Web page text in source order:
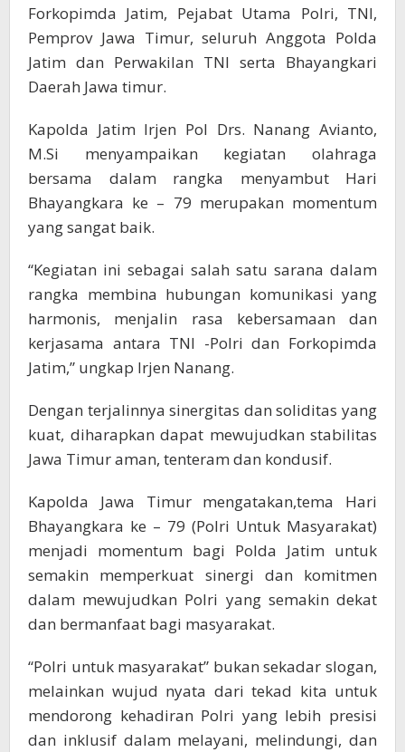
Forkopimda Jatim, Pejabat Utama Polri, TNI,
Pemprov Jawa Timur, seluruh Anggota Polda
Jatim dan Perwakilan TNI serta Bhayangkari
Daerah Jawa timur.
Kapolda Jatim Irjen Pol Drs. Nanang Avianto,
M.Si menyampaikan kegiatan olahraga
bersama dalam rangka menyambut Hari
Bhayangkara ke – 79 merupakan momentum
yang sangat baik.
“Kegiatan ini sebagai salah satu sarana dalam
rangka membina hubungan komunikasi yang
harmonis, menjalin rasa kebersamaan dan
kerjasama antara TNI -Polri dan Forkopimda
Jatim,” ungkap Irjen Nanang.
Dengan terjalinnya sinergitas dan soliditas yang
kuat, diharapkan dapat mewujudkan stabilitas
Jawa Timur aman, tenteram dan kondusif.
Kapolda Jawa Timur mengatakan,tema Hari
Bhayangkara ke – 79 (Polri Untuk Masyarakat)
menjadi momentum bagi Polda Jatim untuk
semakin memperkuat sinergi dan komitmen
dalam mewujudkan Polri yang semakin dekat
dan bermanfaat bagi masyarakat.
“Polri untuk masyarakat” bukan sekadar slogan,
melainkan wujud nyata dari tekad kita untuk
mendorong kehadiran Polri yang lebih presisi
dan inklusif dalam melayani, melindungi, dan